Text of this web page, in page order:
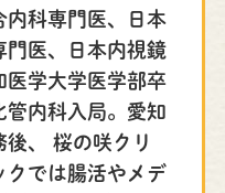
内科専門医、日本
門医、日本内視鏡
医学大学医学部卒
管内科入局。愛知
、 桜の咲クリ
クでは腸活やメデ